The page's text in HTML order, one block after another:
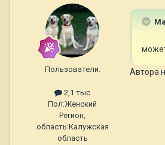
Пользователи.
2,1 тыс
Пол:Женский
Регион,
область:Калужская
область
Автора